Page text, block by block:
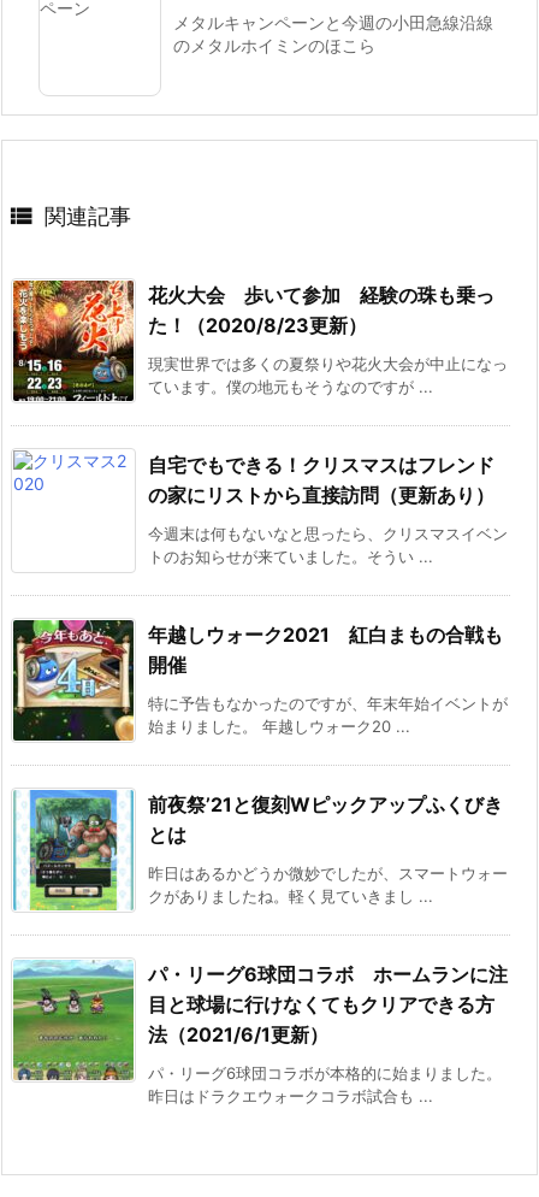
メタルキャンペーンと今週の小田急線沿線
のメタルホイミンのほこら
 関連記事
花火大会 歩いて参加 経験の珠も乗っ
た！（2020/8/23更新）
現実世界では多くの夏祭りや花火大会が中止になっ
ています。僕の地元もそうなのですが ...
自宅でもできる！クリスマスはフレンド
の家にリストから直接訪問（更新あり）
今週末は何もないなと思ったら、クリスマスイベン
トのお知らせが来ていました。そうい ...
年越しウォーク2021 紅白まもの合戦も
開催
特に予告もなかったのですが、年末年始イベントが
始まりました。 年越しウォーク20 ...
前夜祭’21と復刻Wピックアップふくびき
とは
昨日はあるかどうか微妙でしたが、スマートウォー
クがありましたね。軽く見ていきまし ...
パ・リーグ6球団コラボ ホームランに注
目と球場に行けなくてもクリアできる方
法（2021/6/1更新）
パ・リーグ6球団コラボが本格的に始まりました。
昨日はドラクエウォークコラボ試合も ...